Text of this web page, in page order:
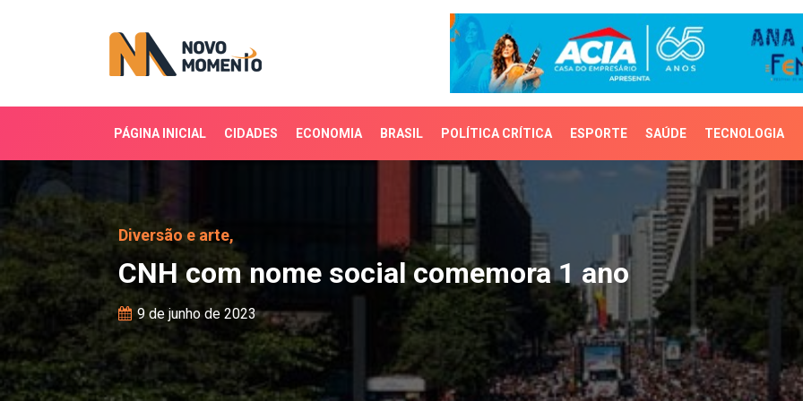
PÁGINA INICIAL CIDADES ECONOMIA BRASIL POLÍTICA CRÍTICA ESPORTE SAÚDE TECNOLOGIA
CNH com nome social comemora 1 ano
Diversão e arte,
CNH com nome social comemora 1 ano
9 de junho de 2023